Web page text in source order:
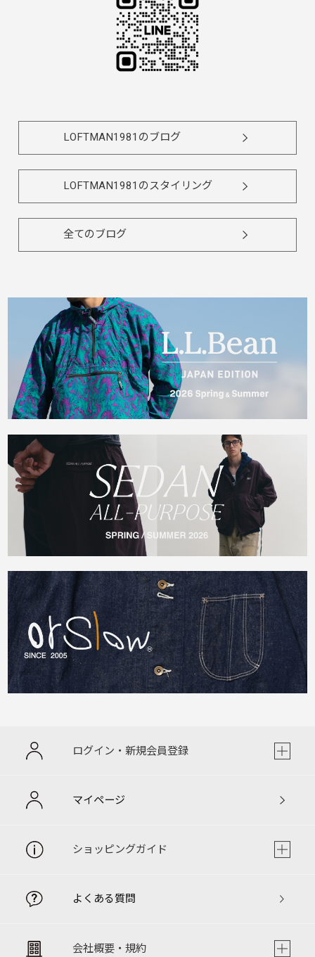
LOFTMAN1981のブログ
LOFTMAN1981のスタイリング
全てのブログ
ログイン・新規会員登録
マイページ
ショッピングガイド
よくある質問
会社概要・規約